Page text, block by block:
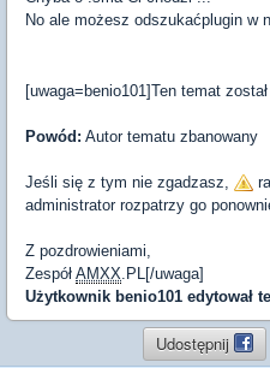
No ale możesz odszukaćplugin w
[uwaga=benio101]Ten temat
Powód: Autor tematu zbanowany
Jeśli się z tym nie zgadzasz,
administrator rozpatrzy go
Z pozdrowieniami,
Zespół AMXX .PL[/uwaga]
Użytkownik benio101 edytował
Udostępnij